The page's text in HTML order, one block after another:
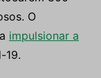
O
impulsionar a
19.